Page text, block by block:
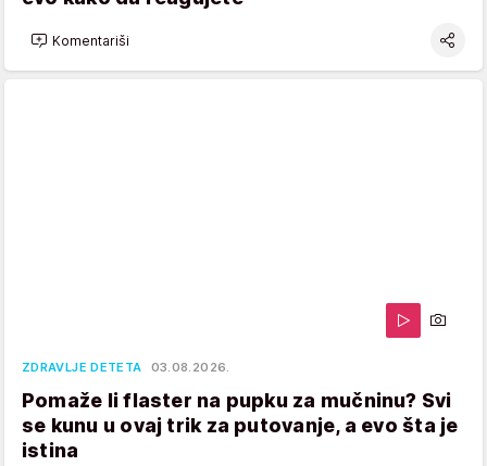
Komentariši
ZDRAVLJE DETETA 03.08.2026.
Pomaže li flaster na pupku za mučninu? Svi
se kunu u ovaj trik za putovanje, a evo šta je
istina